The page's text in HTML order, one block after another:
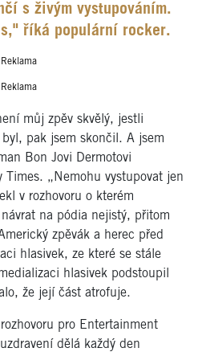
s živým vystupováním.
říká populární rocker.
Reklama
Reklama
můj zpěv skvělý, jestli
pak jsem skončil. A jsem
Bon Jovi Dermotovi
Times. „Nemohu vystupovat jen
v rozhovoru o kterém
na pódia nejistý, přitom
zpěvák a herec před
hlasivek, ze které se stále
hlasivek podstoupil
že její část atrofuje.
pro Entertainment
dělá každý den